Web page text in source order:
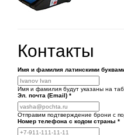
Контакты
Имя и фамилия латинскими
Имя и фамилия будут указаны на
Эл. почта (Email) *
Отправим подтверждение брони с
Номер телефона с кодом страны *